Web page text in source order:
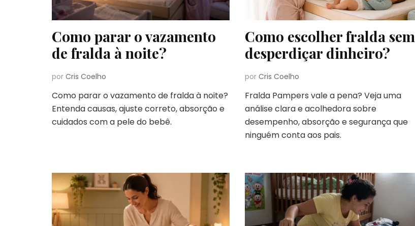
Como parar o vazamento
de fralda à noite?
por Cris Coelho
Como parar o vazamento de fralda à noite?
Entenda causas, ajuste correto, absorção e
cuidados com a pele do bebê.
Como escolher fralda sem
desperdiçar dinheiro?
por Cris Coelho
Fralda Pampers vale a pena? Veja uma
análise clara e acolhedora sobre
desempenho, absorção e segurança que
ninguém conta aos pais.